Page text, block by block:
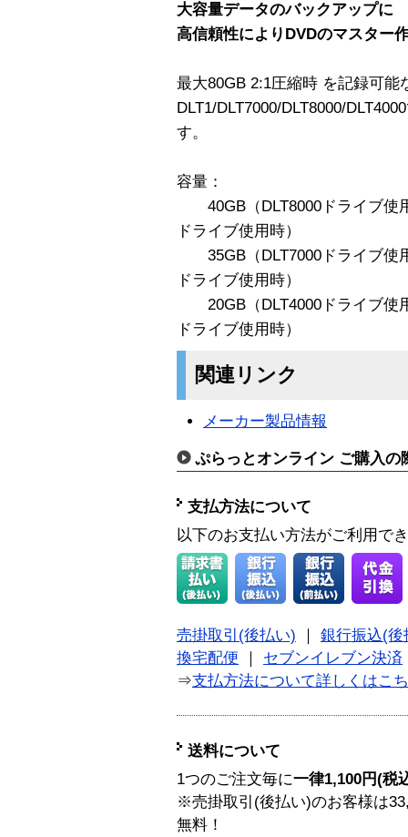
大容量データのバックアップに
高信頼性によりDVDのマスター
最大80GB 2:1圧縮時 を記録可能
DLT1/DLT7000/DLT8000/
す。
容量：
40GB（DLT8000ドライブ使
ドライブ使用時）
35GB（DLT7000ドライブ使
ドライブ使用時）
20GB（DLT4000ドライブ使
ドライブ使用時）
関連リンク
メーカー製品情報
ぷらっとオンライン ご購入の
支払方法について
以下のお支払い方法がご利用で
売掛取引(後払い)
銀行振込(後
換宅配便
セブンイレブン決済
⇒支払方法について詳しくはこ
送料について
1つのご注文毎に一律1,100円(税
※売掛取引(後払い)のお客様は
無料！